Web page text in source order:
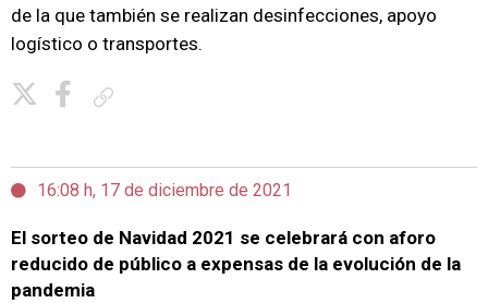
de la que también se realizan desinfecciones, apoyo
logístico o transportes.
16:08 h, 17 de diciembre de 2021
El sorteo de Navidad 2021 se celebrará con aforo
reducido de público a expensas de la evolución de la
pandemia